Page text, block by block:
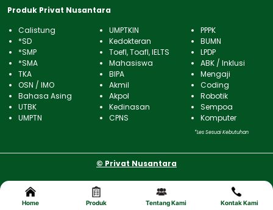
Home Produk Tentang Kami Kontak Kami
Produk Privat Nusantara
Calistung
*SD
*SMP
*SMA
TKA
OSN / IMO
Bahasa Asing
UTBK
UMPTN
UMPTKIN
Kedokteran
Toefl, Toafl, IELTS
Mahasiswa
BIPA
Akmil
Akpol
Kedinasan
CPNS
PPPK
BUMN
LPDP
ABK / Inklusi
Mengaji
Coding
Robotik
Sempoa
Komputer
*Les Sesuai Kebutuhan
© Privat Nusantara